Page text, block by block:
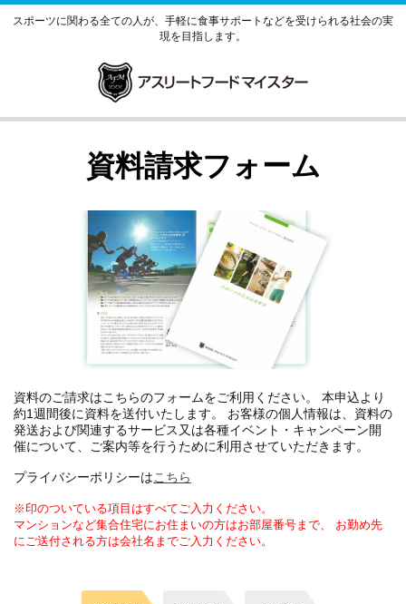
スポーツに関わる全ての人が、手軽に食事サポートなどを受けられる社会の実
現を目指します。
資料請求フォーム
資料のご請求はこちらのフォームをご利用ください。 本申込より
約1週間後に資料を送付いたします。 お客様の個人情報は、資料の
発送および関連するサービス又は各種イベント・キャンペーン開
催について、ご案内等を行うために利用させていただきます。
プライバシーポリシーはこちら
※印のついている項目はすべてご入力ください。
マンションなど集合住宅にお住まいの方はお部屋番号まで、 お勤め先
にご送付される方は会社名までご入力ください。